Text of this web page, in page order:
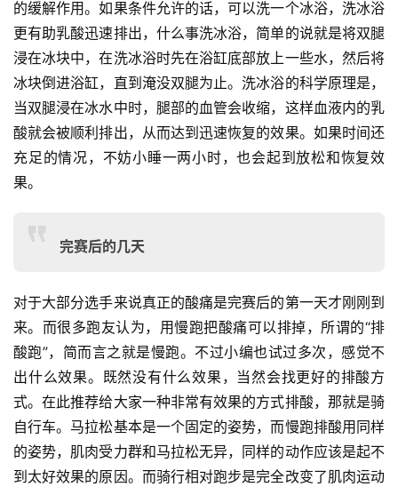
比
赛
观
察
装
备
视
频
用
户
精
选
运
的缓解作用。如果条件允许的话，可以洗一个冰浴，洗冰浴
更有助乳酸迅速排出，什么事洗冰浴，简单的说就是将双腿
浸在冰块中，在洗冰浴时先在浴缸底部放上一些水，然后将
冰块倒进浴缸，直到淹没双腿为止。洗冰浴的科学原理是，
当双腿浸在冰水中时，腿部的血管会收缩，这样血液内的乳
酸就会被顺利排出，从而达到迅速恢复的效果。如果时间还
充足的情况，不妨小睡一两小时，也会起到放松和恢复效
果。
完赛后的几天
对于大部分选手来说真正的酸痛是完赛后的第一天才刚刚到
来。而很多跑友认为，用慢跑把酸痛可以排掉，所谓的“排
酸跑”，简而言之就是慢跑。不过小编也试过多次，感觉不
出什么效果。既然没有什么效果，当然会找更好的排酸方
式。在此推荐给大家一种非常有效果的方式排酸，那就是骑
自行车。马拉松基本是一个固定的姿势，而慢跑排酸用同样
的姿势，肌肉受力群和马拉松无异，同样的动作应该是起不
到太好效果的原因。而骑行相对跑步是完全改变了肌肉运动